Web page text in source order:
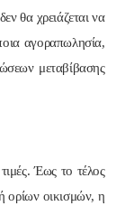
θα χρειάζεται να
αγοραπωλησία,
μεταβίβασης
Έως το τέλος
ορίων οικισμών, η